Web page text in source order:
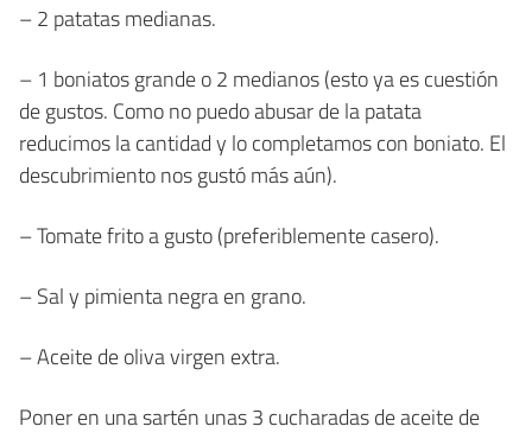
– 2 patatas medianas.
– 1 boniatos grande o 2 medianos (esto ya es cuestión
de gustos. Como no puedo abusar de la patata
reducimos la cantidad y lo completamos con boniato. El
descubrimiento nos gustó más aún).
– Tomate frito a gusto (preferiblemente casero).
– Sal y pimienta negra en grano.
– Aceite de oliva virgen extra.
Poner en una sartén unas 3 cucharadas de aceite de